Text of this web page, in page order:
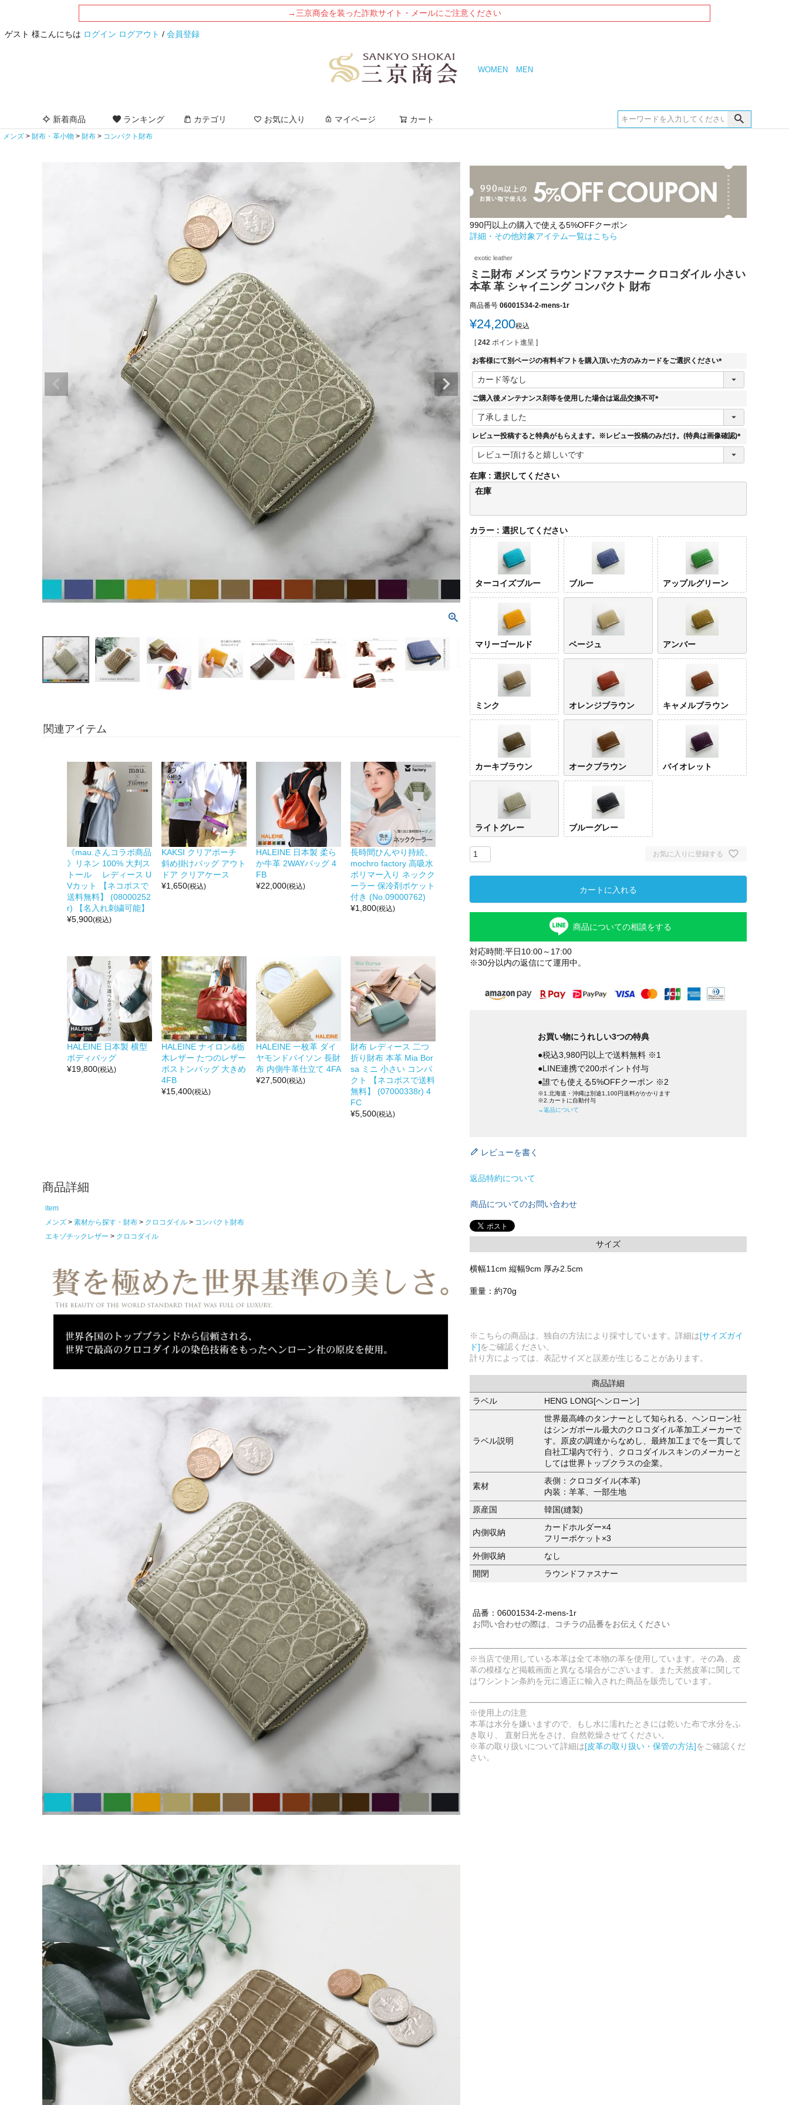
→三京商会を装った詐欺サイト・メールにご注意ください
ゲスト 様こんにちは ログイン ログアウト / 会員登録
WOMEN MEN
新着商品 ランキング カテゴリ お気に入り マイページ カート
メンズ 財布・革小物 財布 コンパクト財布
ターコイズ
ブルー
関連アイテム
《mau.さんコラボ商品
》リネン 100% 大判ス
トール レディース U
Vカット 【ネコポスで
送料無料】 (08000252
r) 【名入れ刺繍可能】
¥5,900(税込)
KAKSI クリアポーチ
斜め掛けバッグ アウト
ドア クリアケース
¥1,650(税込)
HALEINE 日本製 柔ら
か牛革 2WAYバッグ 4
FB
¥22,000(税込)
長時間ひんやり持続。
mochro factory 高吸水
ポリマー入り ネックク
ーラー 保冷剤ポケット
付き (No.09000762)
¥1,800(税込)
HALEINE 日本製 横型
ボディバッグ
¥19,800(税込)
HALEINE ナイロン&栃
木レザー たつのレザー
ボストンバッグ 大きめ
4FB
¥15,400(税込)
HALEINE 一枚革 ダイ
ヤモンドパイソン 長財
布 内側牛革仕立て 4FA
¥27,500(税込)
財布 レディース 二つ
折り財布 本革 Mia Bor
sa ミニ 小さい コンパ
クト 【ネコポスで送料
無料】 (07000338r) 4
FC
¥5,500(税込)
商品詳細
item
メンズ
素材から探す・財布 クロコダイル
コンパクト財布
エキゾチックレザー
クロコダイル
990円以上の購入で使える5%OFFクーポン
詳細・その他対象アイテム一覧はこちら
exotic leather
ミニ財布 メンズ ラウンドファスナー クロコダイル 小さい
本革 革 シャイニング コンパクト 財布
商品番号 06001534-2-mens-1r
¥24,200税込
[ 242 ポイント進呈 ]
お客様にて別ページの有料ギフトを購入頂いた方のみカードをご選択ください
(
ご購入後メンテナンス剤等を使用した場合は返品交換不可
(
須
レビュー投稿すると特典がもらえます。※レビュー投稿のみだけ。(特典は画像確認)
(
)
在庫
選択してください
在庫
カラー 選択してください
ターコイズブルー ブルー アップルグリーン
マリーゴールド ベージュ アンバー
ミンク オレンジブラウン キャメルブラウン
カーキブラウン オークブラウン バイオレット
ライトグレー ブルーグレー
お気に入りに登録する
カートに入れる
商品についての相談をする
対応時間:平日10:00～17:00
※30分以内の返信にて運用中。
お買い物にうれしい3つの特典
●税込3,980円以上で送料無料 ※1
●LINE連携で200ポイント付与
●誰でも使える5%OFFクーポン ※2
※1.北海道・沖縄は別途1,100円送料がかかります
※2.カートに自動付与
→返品について
レビューを書く
返品特約について
商品についてのお問い合わせ
サイズ
横幅11cm 縦幅9cm 厚み2.5cm
重量：約70g
※こちらの商品は、独自の方法により採寸しています。詳細は[サイズガイ
ド]をご確認ください。
計り方によっては、表記サイズと誤差が生じることがあります。
商品詳細
ラベル
HENG LONG[ヘンローン]
ラベル説明
世界最高峰のタンナーとして知られる、ヘンローン社
はシンガポール最大のクロコダイル革加工メーカーで
す。原皮の調達からなめし、最終加工までを一貫して
自社工場内で行う、クロコダイルスキンのメーカーと
しては世界トップクラスの企業。
素材
表側：クロコダイル(本革)
内装：羊革、一部生地
原産国
韓国(縫製)
内側収納
カードホルダー×4
フリーポケット×3
外側収納
なし
開閉
ラウンドファスナー
品番：06001534-2-mens-1r
お問い合わせの際は、コチラの品番をお伝えください
※当店で使用している本革は全て本物の革を使用しています。その為、皮
革の模様など掲載画面と異なる場合がございます。また天然皮革に関して
はワシントン条約を元に適正に輸入された商品を販売しています。
※使用上の注意
本革は水分を嫌いますので、もし水に濡れたときには乾いた布で水分をふ
き取り、 直射日光をさけ、自然乾燥させてください。
※革の取り扱いについて詳細は[皮革の取り扱い・保管の方法]をご確認くだ
さい。